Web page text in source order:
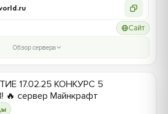
Сайт
Обзор сервера
17.02.25 КОНКУРС 5
сервер Майнкрафт